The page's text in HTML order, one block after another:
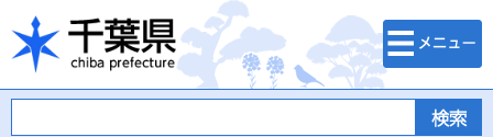
千葉県
検索・メニュ
ー